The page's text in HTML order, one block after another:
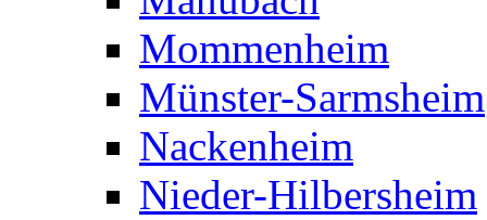
Mommenheim
Münster-Sarmsheim
Nackenheim
Nieder-Hilbersheim